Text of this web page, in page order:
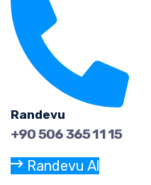
Randevu
+90 506 365 11 15
Randevu Al